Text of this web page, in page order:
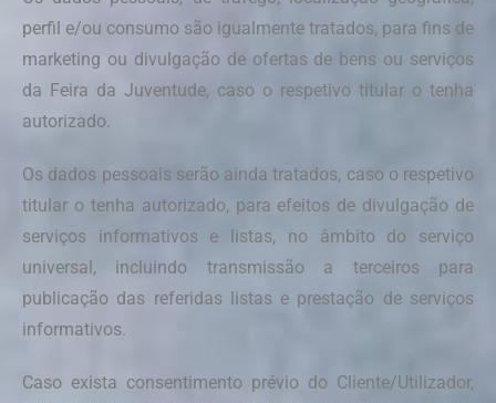
perfil e/ou consumo são igualmente tratados, para fins de
marketing ou divulgação de ofertas de bens ou serviços
da Feira da Juventude, caso o respetivo titular o tenha
autorizado.
Os dados pessoais serão ainda tratados, caso o respetivo
titular o tenha autorizado, para efeitos de divulgação de
serviços informativos e listas, no âmbito do serviço
universal, incluindo transmissão a terceiros para
publicação das referidas listas e prestação de serviços
informativos.
Caso exista consentimento prévio do Cliente/Utilizador,